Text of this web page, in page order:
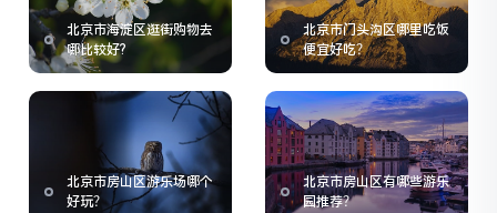
北京市海淀区逛街购物去
哪比较好?
北京市门头沟区哪里吃饭
便宜好吃？
北京市房山区游乐场哪个
好玩？
北京市房山区有哪些游乐
园推荐？